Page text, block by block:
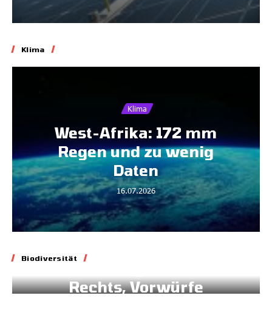
Klima
Klima
West-Afrika: 172 mm
Regen und zu wenig
Daten
16.07.2026
Biodiversität
Rechts, Vorwürfe